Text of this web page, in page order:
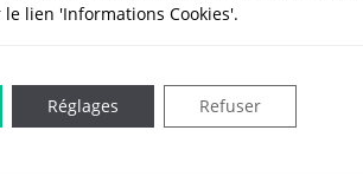
LIGNE DANS LE DÉPARTEMENT DU
lien 'Informations Cookies'.
Refuser
Réglages